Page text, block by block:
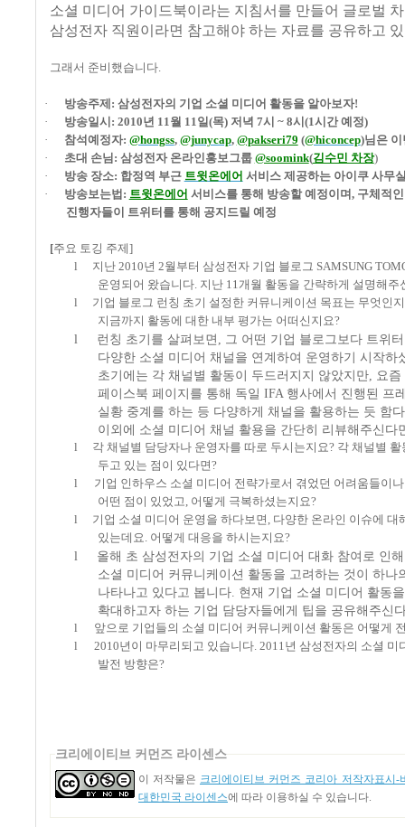
소셜 미디어 가이드북이라는 지침서를 만들어 글로벌
삼성전자 직원이라면 참고해야 하는 자료를 공유하고
그래서 준비했습니다
· 방송주제 : 삼성전자의 기업 소셜 미디어 활동을 알아보자!
·
방송일시 : 2010년 11 월 11 일 (목) 저녁 7시 ~ 8시 (1시간 예정)
·
참석예정자: @hongss, @junycap, @pakseri79 (@hiconcep)님은 이
·
초대 손님 : 삼성전자 온라인홍보그룹 @soomink(김수민 차장)
·
방송 장소: 합정역 부근 트윗온에어 서비스 제공하는 아이쿠 사무
·
방송보는법 : 트윗온에어 서비스를 통해 방송할 예정이며 , 구체적인
진행자들이 트위터를 통해 공지드릴 예정
[주요 토깅 주제]
l
지난 2010년 2월부터 삼성전자 기업 블로그 SAMSUNG
운영되어 왔습니다 지난 11 개월 활동을 간략하게 설명해주
l
기업 블로그 런칭 초기 설정한 커뮤니케이션 목표는 무엇인
지금까지 활동에 대한 내부 평가는 어떠신지요?
l 런칭 초기를 살펴보면 그 어떤 기업 블로그보다 트위터
다양한 소셜 미디어 채널을 연계하여 운영하기 시작하
초기에는 각 채널별 활동이 두드러지지 않았지만
요
페이스북 페이지를 통해 독일 IFA 행사에서 진행된 프
실황 중계를 하는 등 다양하게 채널을 활용하는 듯 함다
이외에 소셜 미디어 채널 활용을 간단히 리뷰해주신다
l 각 채널별 담당자나 운영자를 따로 두시는지요? 각 채널별
두고 있는 점이 있다면?
l
기업 인하우스 소셜 미디어 전략가로서 겪었던 어려움들이
어떤 점이 있었고 어떻게 극복하셨는지요?
l
기업 소셜 미디어 운영을 하다보면 다양한 온라인 이슈에 대
있는데요 어떻게 대응을 하시는지요?
l
올해 초 삼성전자의 기업 소셜 미디어 대화 참여로 인
소셜 미디어 커뮤니케이션 활동을 고려하는 것이 하나
나타나고 있다고 봅니다 현재 기업 소셜 미디어 활동
확대하고자 하는 기업 담당자들에게 팁을 공유해주신
l
앞으로 기업들의 소셜 미디어 커뮤니케이션 활동은 어떻게
l
2010년이 마무리되고 있습니다. 2011 년 삼성전자의 소셜 미
발전 방향은?
크리에이티브 커먼즈 라이센스
이 저작물은 크리에이티브 커먼즈 코리아 저작자표시-
대한민국 라이센스에 따라 이용하실 수 있습니다.